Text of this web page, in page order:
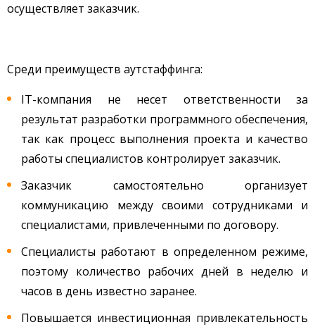
осуществляет заказчик.
Среди преимуществ аутстаффинга:
IT-компания не несет ответственности за
результат разработки программного обеспечения,
так как процесс выполнения проекта и качество
работы специалистов контролирует заказчик.
Заказчик самостоятельно организует
коммуникацию между своими сотрудниками и
специалистами, привлеченными по договору.
Специалисты работают в определенном режиме,
поэтому количество рабочих дней в неделю и
часов в день известно заранее.
Повышается инвестиционная привлекательность